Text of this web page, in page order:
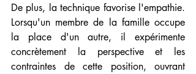
De plus, la technique favorise l'empathie.
Lorsqu'un membre de la famille occupe
la place d'un autre, il expérimente
concrètement la perspective et les
contraintes de cette position, ouvrant